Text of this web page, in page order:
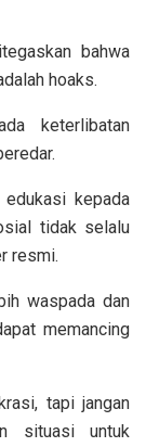
bahwa
hoaks.
keterlibatan
kepada
tidak selalu
resmi.
waspada dan
memancing
tapi jangan
situasi untuk